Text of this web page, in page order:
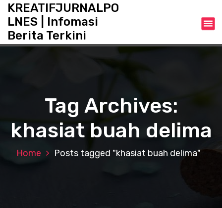
t
KREATIFJURNALPO
LNES | Infomasi
Berita Terkini
Tag Archives:
khasiat buah delima
Home Posts tagged "khasiat buah delima"